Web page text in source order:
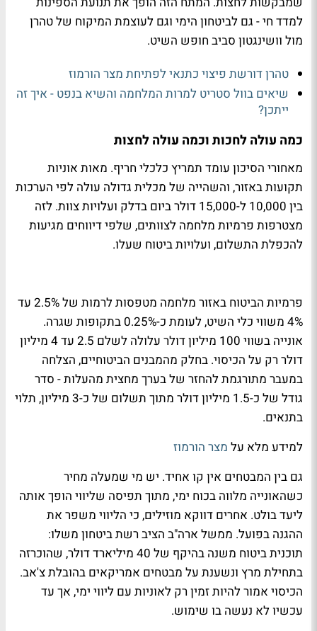
למדד חי - גם לביטחון הימי וגם לעוצמת המיקוח של טהרן
מול וושינגטון סביב חופש השיט.
טהרן דורשת פיצוי כתנאי לפתיחת מצר הורמוז
שיאים בוול סטריט למרות המלחמה והשיא בנפט - איך זה
ייתכן?
כמה עולה לחכות וכמה עולה לחצות
מאחורי הסיכון עומד תמריץ כלכלי חריף. מאות אוניות
תקועות באזור, והשהייה של מכלית גדולה עולה לפי הערכות
בין 10,000 ל-15,000 דולר ביום בדלק ועלויות צוות. לזה
מצטרפות פרמיות מלחמה לצוותים, שלפי דיווחים מגיעות
להכפלת התשלום, ועלויות ביטוח שעלו.
פרמיות הביטוח באזור מלחמה מטפסות לרמות של 2.5% עד
4% משווי כלי השיט, לעומת כ-0.25% בתקופות שגרה.
אונייה בשווי 100 מיליון דולר עלולה לשלם 2.5 עד 4 מיליון
דולר רק על הכיסוי. בחלק מהמבנים הביטוחיים, הצלחה
במעבר מתורגמת להחזר של בערך מחצית מהעלות - סדר
גודל של כ-1.5 מיליון דולר מתוך תשלום של כ-3 מיליון, תלוי
בתנאים.
למידע מלא על מצר הורמוז
גם בין המבטחים אין קו אחיד. יש מי שמעלה מחיר
כשהאונייה מלווה בכוח ימי, מתוך תפיסה שליווי הופך אותה
ליעד בולט. אחרים דווקא מוזילים, כי הליווי משפר את
ההגנה בפועל. ממשל ארה"ב הציב רשת ביטחון משלו:
תוכנית ביטוח משנה בהיקף של 40 מיליארד דולר, שהוכרזה
בתחילת מרץ ונשענת על מבטחים אמריקאים בהובלת צ'אב.
הכיסוי אמור להיות זמין רק לאוניות עם ליווי ימי, אך עד
עכשיו לא נעשה בו שימוש.